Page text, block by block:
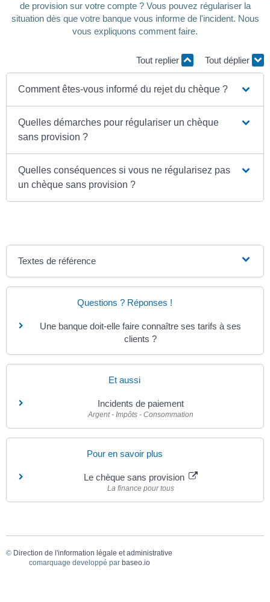
de provision sur votre compte ? Vous pouvez régulariser la
situation dès que votre banque vous informe de l'incident. Nous
vous expliquons comment faire.
Tout replier Tout déplier
Comment êtes-vous informé du rejet du chèque ?
Quelles démarches pour régulariser un chèque
sans provision ?
Quelles conséquences si vous ne régularisez pas
un chèque sans provision ?
Textes de référence
Questions ? Réponses !
Une banque doit-elle faire connaître ses tarifs à ses
clients ?
Et aussi
Incidents de paiement
Argent - Impôts - Consommation
Pour en savoir plus
Le chèque sans provision
La finance pour tous
© Direction de l'information légale et administrative
comarquage developpé par baseo.io